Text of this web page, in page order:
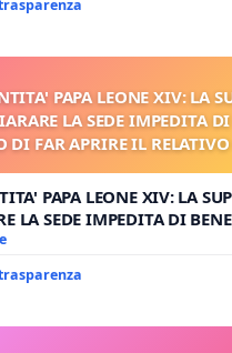
PAPA LEONE XIV: LA
LA SEDE IMPEDITA
DI FAR APRIRE IL RELATIVO
PAPA LEONE XIV: LA
LA SEDE IMPEDITA DI
APRIRE IL RELATIVO